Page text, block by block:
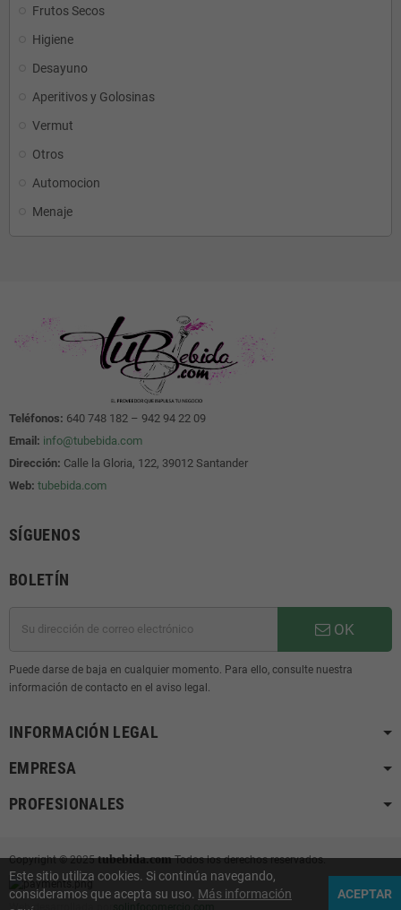
Frutos Secos
Higiene
Desayuno
Aperitivos y Golosinas
Vermut
Otros
Automocion
Menaje
Teléfonos: 640 748 182 – 942 94 22 09
Email: info@tubebida.com
Dirección: Calle la Gloria, 122, 39012 Santander
Web: tubebida.com
SÍGUENOS
BOLETÍN
OK
Puede darse de baja en cualquier momento. Para ello, consulte nuestra
información de contacto en el aviso legal.
INFORMACIÓN LEGAL
EMPRESA
PROFESIONALES
Copyright © 2025tubebida.com Todos los derechos reservados.
Web desarrollada por
Este sitio utiliza cookies. Si continúa navegando,
consideramos que acepta su uso. Más información
ACEPTAR